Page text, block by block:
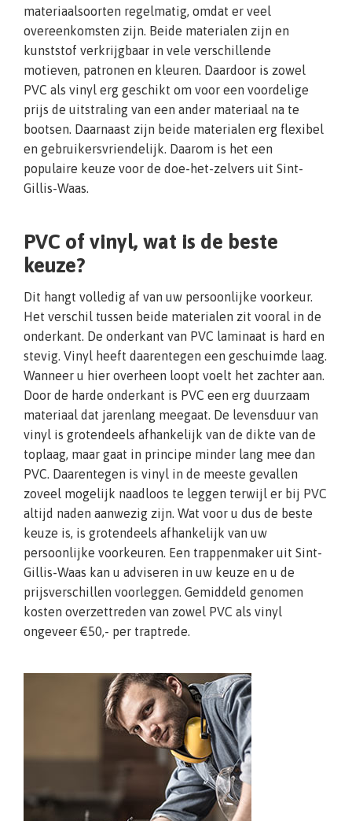
materiaalsoorten regelmatig, omdat er veel
overeenkomsten zijn. Beide materialen zijn en
kunststof verkrijgbaar in vele verschillende
motieven, patronen en kleuren. Daardoor is zowel
PVC als vinyl erg geschikt om voor een voordelige
prijs de uitstraling van een ander materiaal na te
bootsen. Daarnaast zijn beide materialen erg flexibel
en gebruikersvriendelijk. Daarom is het een
populaire keuze voor de doe-het-zelvers uit Sint-
Gillis-Waas.
PVC of vinyl, wat is de beste
keuze?
Dit hangt volledig af van uw persoonlijke voorkeur.
Het verschil tussen beide materialen zit vooral in de
onderkant. De onderkant van PVC laminaat is hard en
stevig. Vinyl heeft daarentegen een geschuimde laag.
Wanneer u hier overheen loopt voelt het zachter aan.
Door de harde onderkant is PVC een erg duurzaam
materiaal dat jarenlang meegaat. De levensduur van
vinyl is grotendeels afhankelijk van de dikte van de
toplaag, maar gaat in principe minder lang mee dan
PVC. Daarentegen is vinyl in de meeste gevallen
zoveel mogelijk naadloos te leggen terwijl er bij PVC
altijd naden aanwezig zijn. Wat voor u dus de beste
keuze is, is grotendeels afhankelijk van uw
persoonlijke voorkeuren. Een trappenmaker uit Sint-
Gillis-Waas kan u adviseren in uw keuze en u de
prijsverschillen voorleggen. Gemiddeld genomen
kosten overzettreden van zowel PVC als vinyl
ongeveer €50,- per traptrede.